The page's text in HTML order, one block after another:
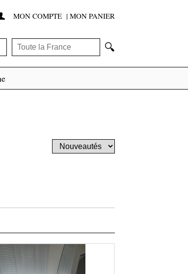
MON COMPTE | MON PANIER
🔍